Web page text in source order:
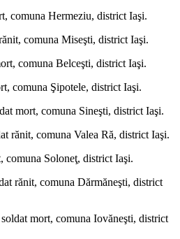
comuna Hermeziu, district Iaşi.
comuna Miseşti, district Iaşi.
comuna Belceşti, district Iaşi.
comuna Şipotele, district Iaşi.
mort, comuna Sineşti, district Iaşi.
rănit, co­muna Valea Ră, district Iaşi.
comuna Soloneţ, district Iaşi.
rănit, comuna Dărmăneşti, district
soldat mort, comuna Iovăneşti, district